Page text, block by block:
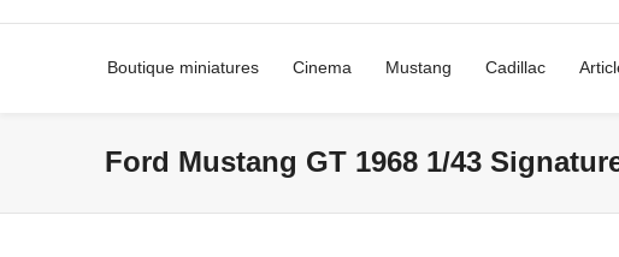
Boutique miniatures Cinema Mustang Cadillac
Ford Mustang GT 1968 1/43